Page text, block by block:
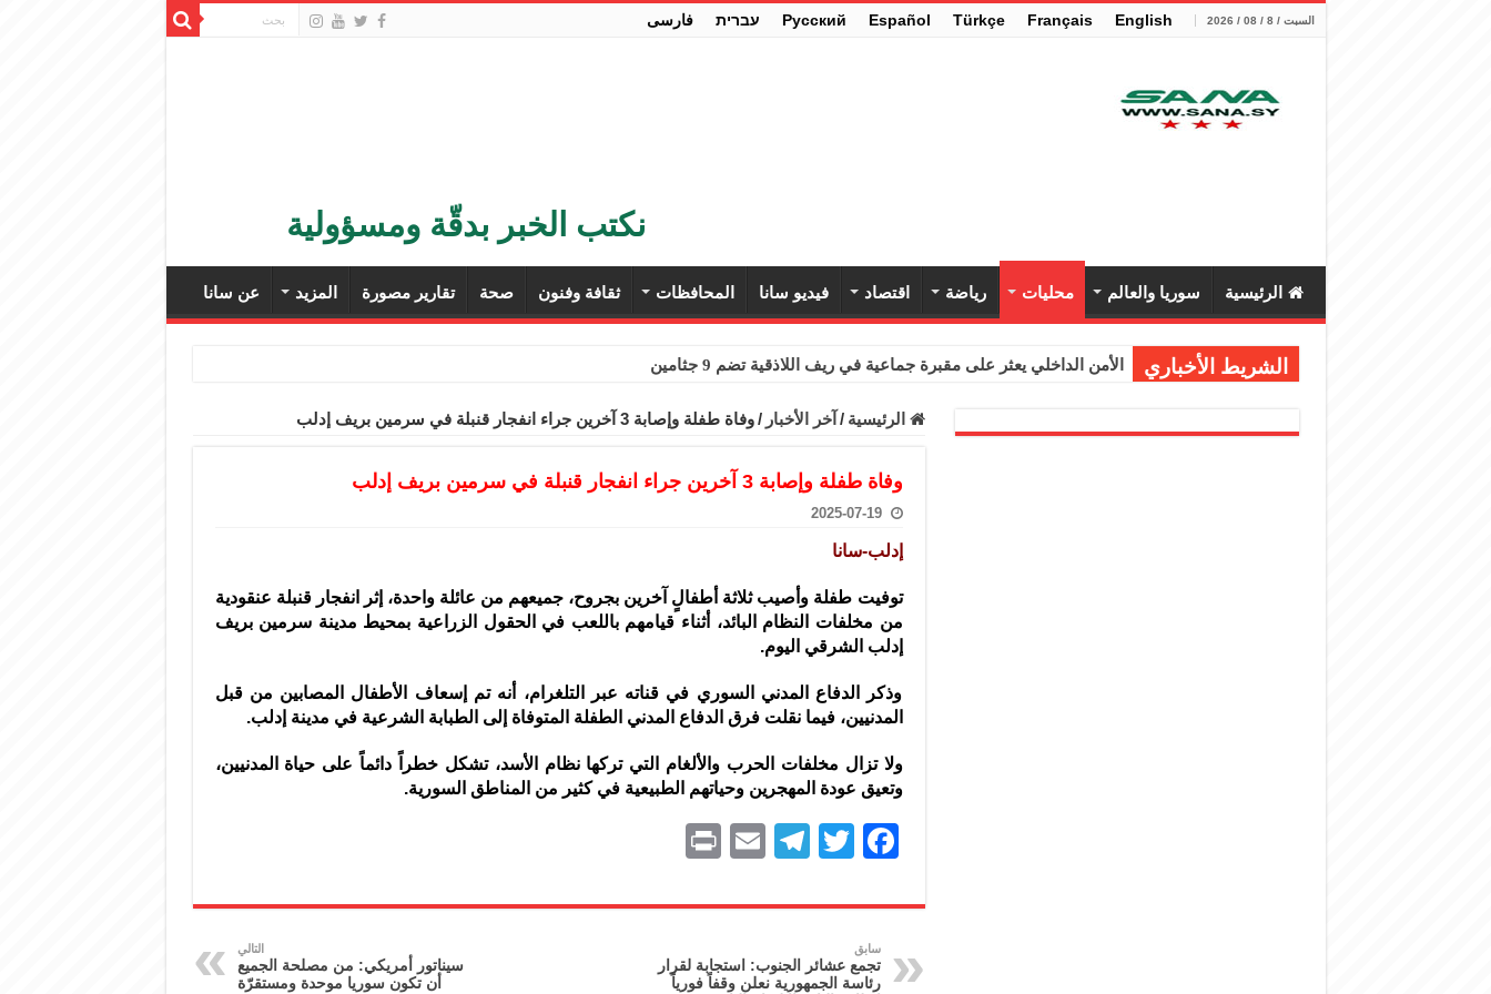
السبت / 8 / 08 / 2026 English
Français
Türkçe
Español
Pусский עברית فارسی
نكتب الخبر بدقّة ومسؤولية
الرئيسية سوريا والعالم محليات رياضة اقتصاد فيديو سانا المحافظات ثقافة وفنون صحة تقارير مصورة المزيد عن سانا
الشريط الأخباري الأمن الداخلي يعثر على مقبرة جماعية في ريف اللاذقية تضم 9 جثامين
برنية: مرسوم بإعفاء مستهلكي الكهرباء المنزلية والتجارية والصناعية من الرسوم
الرئيس الشرع يستقبل وفداً من أعضاء مجلسي النواب والشيوخ الأمريكيين
المركزي يحذر من التعامل بالعملات الرقمية: غير قانونية وتنطوي على مخاطر كبيرة
وفد من الإدارة العامة لحرس الحدود السورية يزور تركيا لبحث سبل التعاون المشترك
التربية السورية: امتحان تعويضي لطلاب المرحلة الانتقالية المتغيبين عن الامتحان النهائي
سوريا تبحث مع الإيسيسكو التعاون في البحث العلمي وحماية التراث الثقافي
الرئيسية / آخر الأخبار / وفاة طفلة وإصابة 3 آخرين جراء انفجار قنبلة في سرمين بريف إدلب
وفاة طفلة وإصابة 3 آخرين جراء انفجار قنبلة في سرمين بريف إدلب
2025-07-19
إدلب-سانا
توفيت طفلة وأصيب ثلاثة أطفالٍ آخرين بجروح، جميعهم من عائلة واحدة، إثر انفجار قنبلة عنقودية
من مخلفات النظام البائد، أثناء قيامهم باللعب في الحقول الزراعية بمحيط مدينة سرمين بريف
إدلب الشرقي اليوم.
وذكر الدفاع المدني السوري في قناته عبر التلغرام، أنه تم إسعاف الأطفال المصابين من قبل
المدنيين، فيما نقلت فرق الدفاع المدني الطفلة المتوفاة إلى الطبابة الشرعية في مدينة إدلب.
ولا تزال مخلفات الحرب والألغام التي تركها نظام الأسد، تشكل خطراً دائماً على حياة المدنيين،
وتعيق عودة المهجرين وحياتهم الطبيعية في كثير من المناطق السورية.
F
c
e
b
T
itt
er
T
e
gr
a
E
ai
nt
سابق
تجمع عشائر الجنوب: استجابة لقرار
رئاسة الجمهورية نعلن وقفاً فورياً
التالي
سيناتور أمريكي: من مصلحة الجميع
أن تكون سوريا موحدة ومستقرّة